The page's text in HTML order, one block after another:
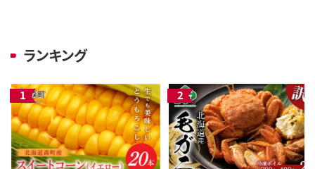
ランキング